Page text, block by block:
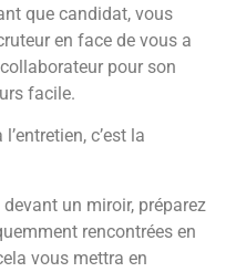
que candidat, vous
en face de vous a
pour son
facile.
c’est la
un miroir, préparez
rencontrées en
vous mettra en